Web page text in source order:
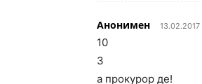
Анонимен 13.02.2017
10
3
а прокурор де!